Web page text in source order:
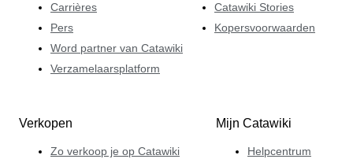
Carrières
Pers
Word partner van Catawiki
Verzamelaarsplatform
Catawiki Stories
Kopersvoorwaarden
Verkopen
Zo verkoop je op Catawiki
Mijn Catawiki
Helpcentrum